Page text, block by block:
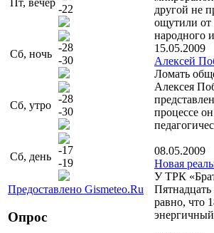
-22
Сб, ночь
-28
-30
Сб, утро
-28
-30
Сб, день
-17
-19
Предоставлено Gismeteo.Ru
Опрос
другой не
ощутили
народного
15.05.2009
Алексей
Ломать
Алексея
процессе
08.05.2009
Новая
У ТРК
Пятнадцать
равно, что